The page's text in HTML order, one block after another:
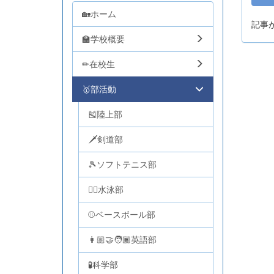
記事
🏡ホーム
🏫学校概要
✏在校生
🥇部活動
🎽陸上部
🗡剣道部
🎾ソフトテニス部
🏊‍♂️水泳部
⚾ベースボール部
👩🏼‍🤝‍🧑🏾英語部
🧪科学部